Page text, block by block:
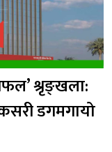
श्रृङ्खला:
डगमगायो